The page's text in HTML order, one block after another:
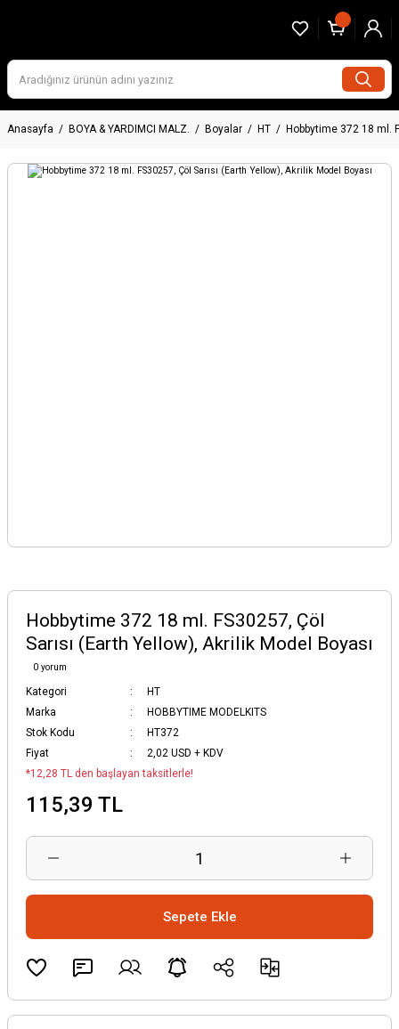
Anasayfa BOYA & YARDIMCI MALZ. Boyalar HT Hobbytime 372 18 ml.
Hobbytime 372 18 ml. FS30257, Çöl
Sarısı (Earth Yellow), Akrilik Model Boyası
0 yorum
Kategori
HT
Marka
HOBBYTIME MODELKITS
Stok Kodu
HT372
Fiyat
2,02 USD + KDV
*12,28 TL den başlayan taksitlerle!
115,39 TL
Sepete Ekle